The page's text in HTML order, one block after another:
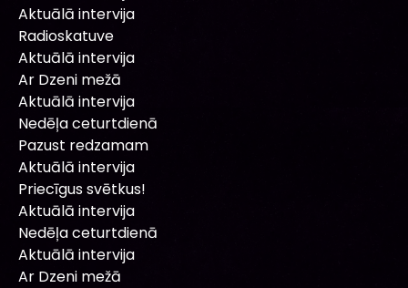
Aktuālā intervija
Radioskatuve
Aktuālā intervija
Ar Dzeni mežā
Aktuālā intervija
Nedēļa ceturtdienā
Pazust redzamam
Aktuālā intervija
Priecīgus svētkus!
Aktuālā intervija
Nedēļa ceturtdienā
Aktuālā intervija
Ar Dzeni mežā